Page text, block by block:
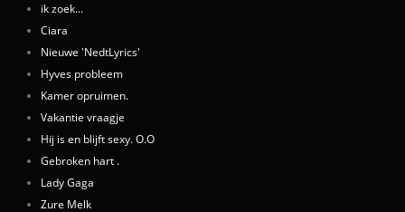
ik zoek...
Ciara
Nieuwe 'NedtLyrics'
Hyves probleem
Kamer opruimen.
Vakantie vraagje
Hij is en blijft sexy. O.O
Gebroken hart .
Lady Gaga
Zure Melk